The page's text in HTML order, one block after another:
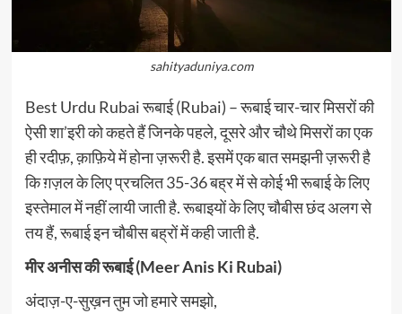
sahityaduniya.com
Best Urdu Rubai रूबाई (Rubai) – रूबाई चार-चार मिसरों की
ऐसी शा’इरी को कहते हैं जिनके पहले, दूसरे और चौथे मिसरों का एक
ही रदीफ़, क़ाफ़िये में होना ज़रूरी है. इसमें एक बात समझनी ज़रूरी है
कि ग़ज़ल के लिए प्रचलित 35-36 बह्र में से कोई भी रूबाई के लिए
इस्तेमाल में नहीं लायी जाती है. रूबाइयों के लिए चौबीस छंद अलग से
तय हैं, रूबाई इन चौबीस बह्रों में कही जाती है.
मीर अनीस की रूबाई (Meer Anis Ki Rubai)
अंदाज़-ए-सुख़न तुम जो हमारे समझो,